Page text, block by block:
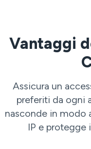
Vantaggi
Assicura un
preferiti da ogni
nasconde in modo
IP e protegge